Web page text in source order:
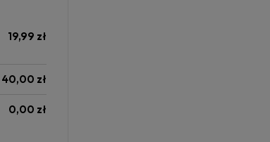
19,99 zł
40,00 zł
0,00 zł